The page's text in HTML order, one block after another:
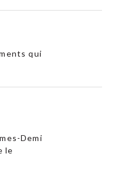
qui
Demi
le